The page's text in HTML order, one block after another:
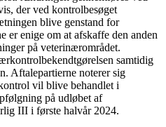
der ved kontrolbesøget
blive genstand for
er enige om at afskaffe den anden
på veterinærområdet.
samtidig
Aftalepartierne noterer sig
vil blive behandlet i
på udløbet af
III i første halvår 2024.